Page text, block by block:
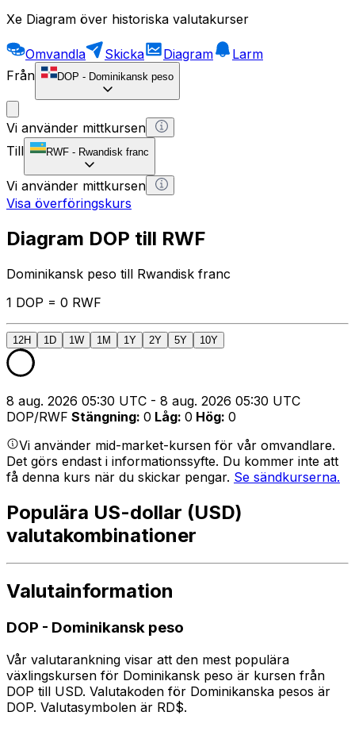
Xe Diagram över historiska valutakurser
Omvandla Skicka Diagram
Larm
Från
DOP - Dominikansk peso
Vi använder mittkursen
Till
RWF - Rwandisk franc
Vi använder mittkursen
Visa överföringskurs
Diagram DOP till RWF
Dominikansk peso till Rwandisk franc
1 DOP = 0 RWF
12H 1D 1W 1M 1Y 2Y 5Y 10Y
8 aug. 2026 05:30 UTC - 8 aug. 2026 05:30 UTC
DOP/RWF Stängning: 0 Låg: 0 Hög: 0
Vi använder mid-market-kursen för vår omvandlare.
Det görs endast i informationssyfte. Du kommer inte att
få denna kurs när du skickar pengar. Se sändkurserna.
Populära US-dollar (USD)
valutakombinationer
Valutainformation
DOP - Dominikansk peso
Vår valutarankning visar att den mest populära
växlingskursen för Dominikansk peso är kursen från
DOP till USD. Valutakoden för Dominikanska pesos är
DOP. Valutasymbolen är RD$.